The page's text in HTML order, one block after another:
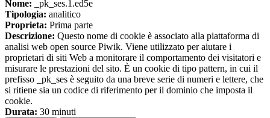
Nome: _pk_ses.1.ed5e
Tipologia: analitico
Proprieta: Prima parte
Descrizione: Questo nome di cookie è associato alla piattaforma di
analisi web open source Piwik. Viene utilizzato per aiutare i
proprietari di siti Web a monitorare il comportamento dei visitatori e
misurare le prestazioni del sito. È un cookie di tipo pattern, in cui il
prefisso _pk_ses è seguito da una breve serie di numeri e lettere, che
si ritiene sia un codice di riferimento per il dominio che imposta il
cookie.
Durata: 30 minuti